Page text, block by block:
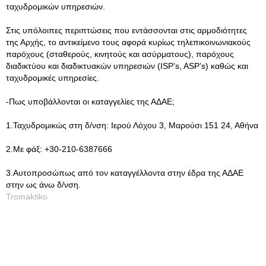
ταχυδρομικών υπηρεσιών.
Στις υπόλοιπες περιπτώσεις που εντάσσονται στις αρμοδιότητες
της Αρχής, το αντικείμενο τους αφορά κυρίως τηλεπικοινωνιακούς
παρόχους (σταθερούς, κινητούς και ασύρματους), παρόχους
διαδικτύου και διαδικτυακών υπηρεσιών (ISP’s, ASP’s) καθώς και
ταχυδρομικές υπηρεσίες.
-Πως υποβάλλονται οι καταγγελίες της ΑΔΑΕ;
1.Ταχυδρομικώς στη δ/νση: Ιερού Λόχου 3, Μαρούσι 151 24, Αθήνα
2.Με φάξ: +30-210-6387666
3.Αυτοπροσώπως από τον καταγγέλλοντα στην έδρα της ΑΔΑΕ
στην ως άνω δ/νση.
Tromaktiko